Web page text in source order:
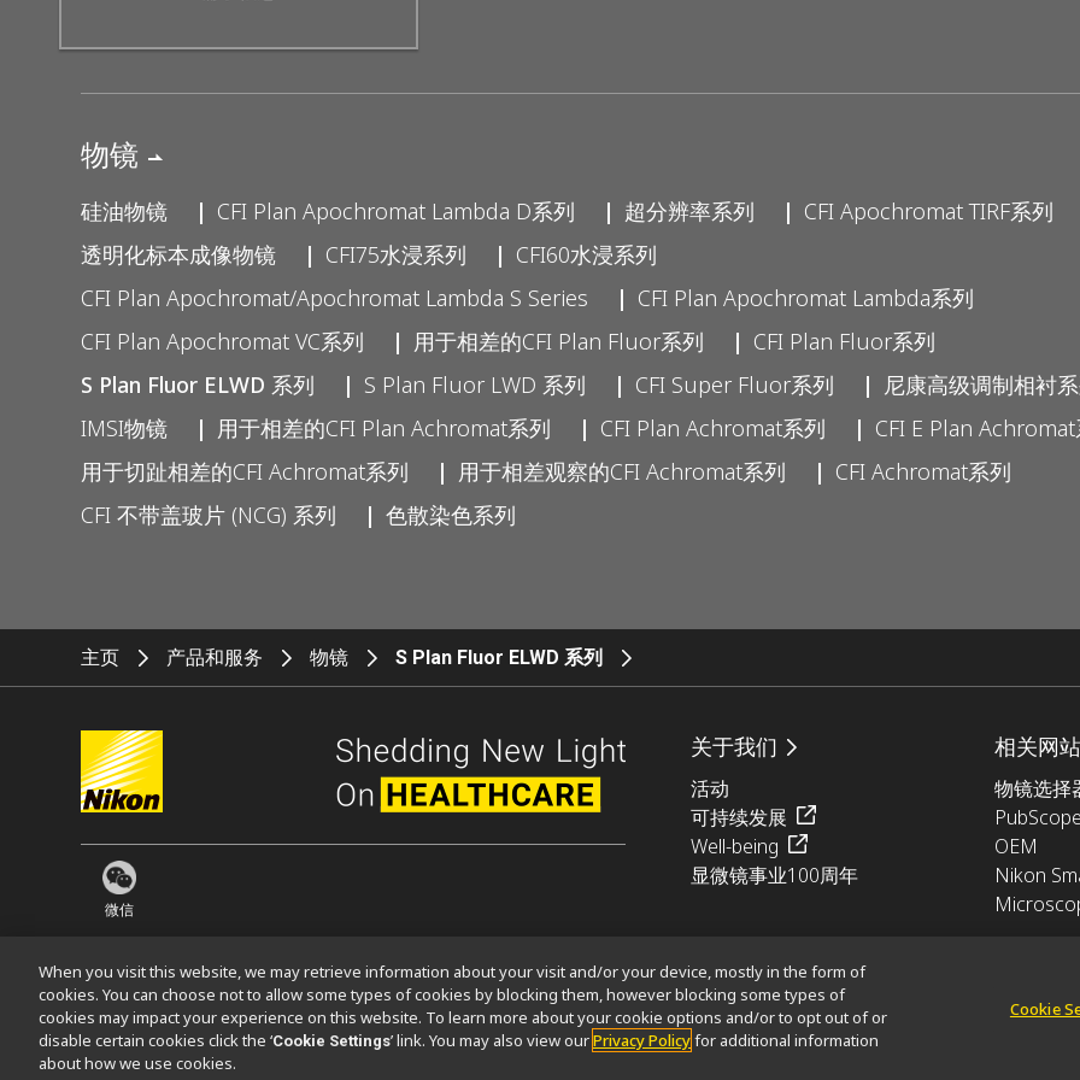
物镜
硅油物镜 CFI Plan Apochromat Lambda D系列 超分辨率系列
CFI Apochromat TIRF系列
透明化标本成像物镜
CFI75水浸系列
CFI60水浸系列
CFI Plan Apochromat/Apochromat Lambda S Series
CFI Plan Apochromat Lambda系列
CFI Plan Apochromat VC系列
用于相差的CFI Plan Fluor系列
CFI Plan Fluor系列
S Plan Fluor ELWD 系列
S Plan Fluor LWD 系列 CFI Super Fluor系列
尼康高级调制相衬
IMSI物镜
用于相差的CFI Plan Achromat系列 CFI Plan Achromat系列
CFI E Plan
用于切趾相差的CFI Achromat系列
用于相差观察的CFI Achromat系列
CFI Achromat系列
CFI 不带盖玻片 (NCG) 系列
色散染色系列
主页 产品和服务 物镜 S Plan Fluor ELWD 系列
微信
关于我们
活动
可持续发展
Well-being
显微镜事业100周年
相关网站
物镜选择
PubScope
OEM
Nikon
联系方式 网站地图隐私 Software Vulnerability Information (English) 使用条款
When you visit this website, we may retrieve information about your visit and/or your device, mostly in the form of
cookies. You can choose not to allow some types of cookies by blocking them, however blocking some types of
cookies may impact your experience on this website. To learn more about your cookie options and/or to opt out of or
disable certain cookies click the ‘Cookie Settings’ link. You may also view ourPrivacy Policyfor additional information
about how we use cookies.
Cookie